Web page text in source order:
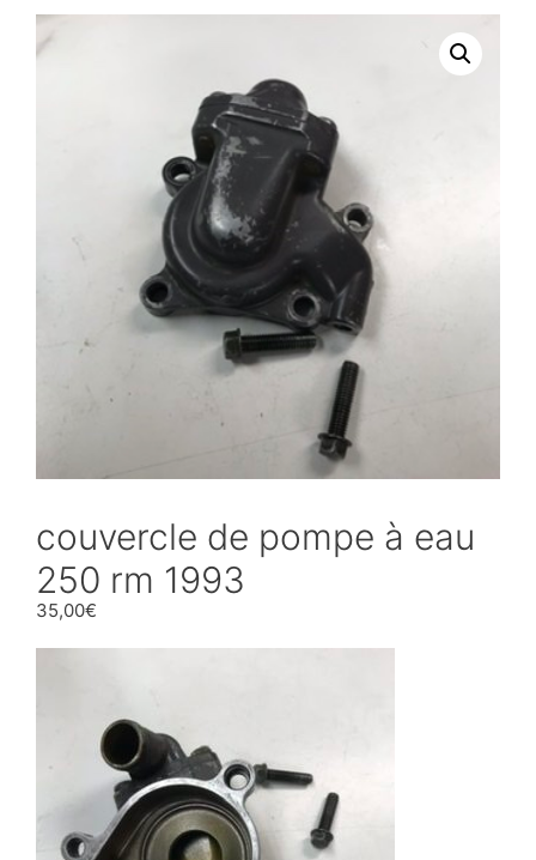
couvercle de pompe à eau
250 rm 1993
35,00€